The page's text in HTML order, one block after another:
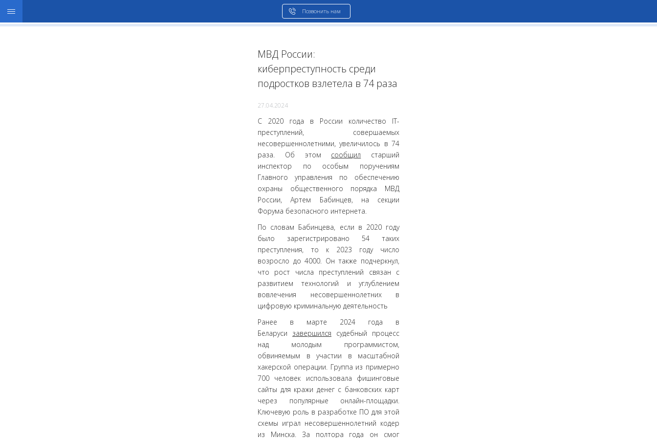
Позвонить нам
МВД России:
киберпреступность среди
подростков взлетела в 74 раза
27.04.2024
С 2020 года в России количество IT-
преступлений, совершаемых
несовершеннолетними, увеличилось в 74
раза. Об этом сообщил старший
инспектор по особым поручениям
Главного управления по обеспечению
охраны общественного порядка МВД
России, Артем Бабинцев, на секции
Форума безопасного интернета.
По словам Бабинцева, если в 2020 году
было зарегистрировано 54 таких
преступления, то к 2023 году число
возросло до 4000. Он также подчеркнул,
что рост числа преступлений связан с
развитием технологий и углублением
вовлечения несовершеннолетних в
цифровую криминальную деятельность
Ранее в марте 2024 года в
Беларуси завершился судебный процесс
над молодым программистом,
обвиняемым в участии в масштабной
хакерской операции. Группа из примерно
700 человек использовала фишинговые
сайты для кражи денег с банковских карт
через популярные онлайн-площадки.
Ключевую роль в разработке ПО для этой
схемы играл несовершеннолетний кодер
из Минска. За полтора года он смог